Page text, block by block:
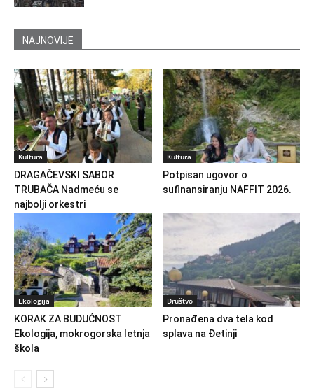
NAJNOVIJE
Kultura
DRAGAČEVSKI SABOR
TRUBAČA Nadmeću se
najbolji orkestri
Kultura
Potpisan ugovor o
sufinansiranju NAFFIT 2026.
Ekologija
KORAK ZA BUDUĆNOST
Ekologija, mokrogorska letnja
škola
Društvo
Pronađena dva tela kod
splava na Đetinji